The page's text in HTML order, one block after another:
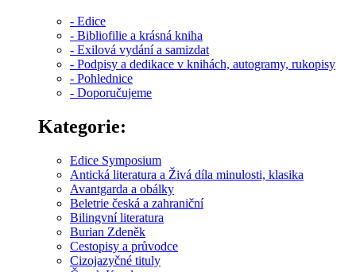
- Edice
- Bibliofilie a krásná kniha
- Exilová vydání a samizdat
- Podpisy a dedikace v knihách, autogramy, rukopisy
- Pohlednice
- Doporučujeme
Kategorie:
Edice Symposium
Antická literatura a Živá díla minulosti, klasika
Avantgarda a obálky
Beletrie česká a zahraniční
Bilingvní literatura
Burian Zdeněk
Cestopisy a průvodce
Cizojazyčné tituly